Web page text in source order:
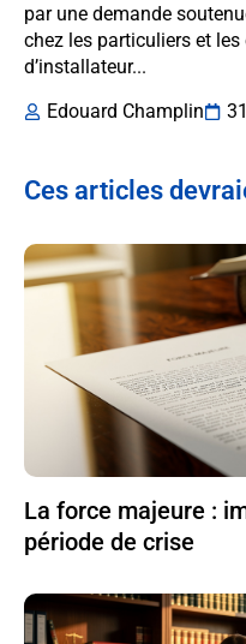
par une demande
chez les particuliers et
d’installateur...
Edouard Champlin
Ces articles
La force majeure :
période de crise